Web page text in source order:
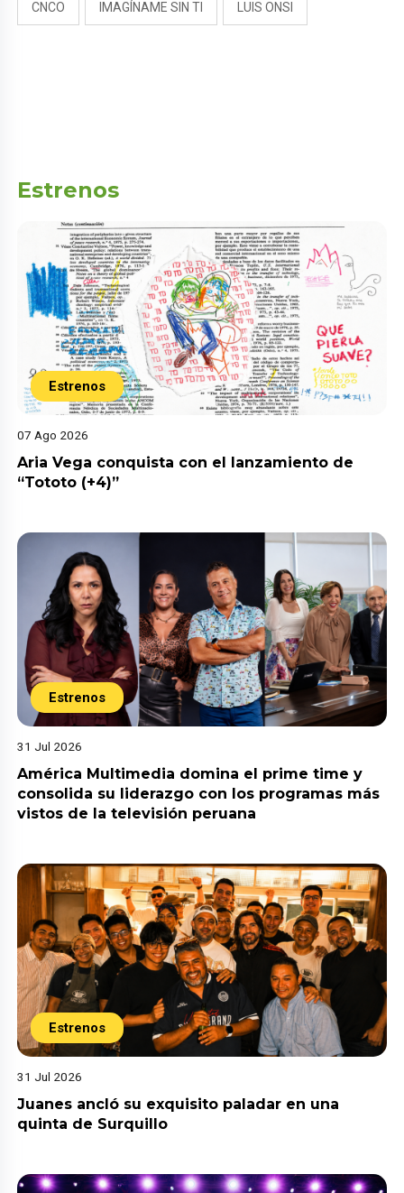
CNCO IMAGÍNAME SIN TI LUIS ONSI
Estrenos
Estrenos
07 Ago 2026
Aria Vega conquista con el lanzamiento de
“Tototo (+4)”
Estrenos
31 Jul 2026
América Multimedia domina el prime time y
consolida su liderazgo con los programas más
vistos de la televisión peruana
Estrenos
31 Jul 2026
Juanes ancló su exquisito paladar en una
quinta de Surquillo